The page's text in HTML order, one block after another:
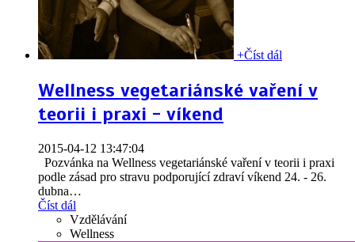
+Číst dál
Wellness vegetariánské vaření v
teorii i praxi - víkend
2015-04-12 13:47:04
Pozvánka na Wellness vegetariánské vaření v teorii i praxi
podle zásad pro stravu podporující zdraví víkend 24. - 26.
dubna…
Číst dál
Vzdělávání
Wellness